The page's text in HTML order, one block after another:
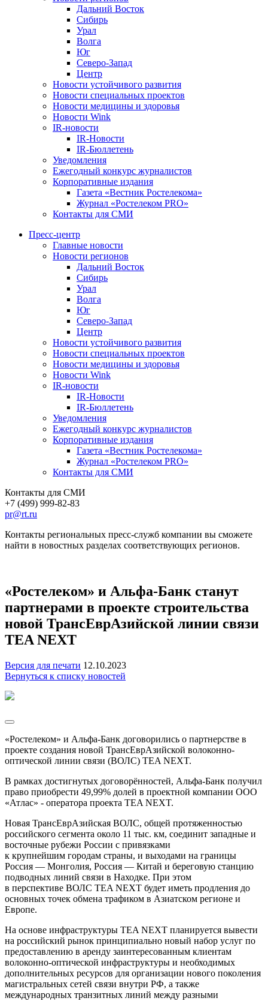
Дальний Восток
Сибирь
Урал
Волга
Юг
Северо-Запад
Центр
Новости устойчивого развития
Новости специальных проектов
Новости медицины и здоровья
Новости Wink
IR-новости
IR-Новости
IR-Бюллетень
Уведомления
Ежегодный конкурс журналистов
Корпоративные издания
Газета «Вестник Ростелекома»
Журнал «Ростелеком PRO»
Контакты для СМИ
Пресс-центр
Главные новости
Новости регионов
Дальний Восток
Сибирь
Урал
Волга
Юг
Северо-Запад
Центр
Новости устойчивого развития
Новости специальных проектов
Новости медицины и здоровья
Новости Wink
IR-новости
IR-Новости
IR-Бюллетень
Уведомления
Ежегодный конкурс журналистов
Корпоративные издания
Газета «Вестник Ростелекома»
Журнал «Ростелеком PRO»
Контакты для СМИ
Контакты для СМИ
+7 (499) 999-82-83
pr@rt.ru
Контакты региональных пресс-служб компании вы сможете
найти в новостных разделах соответствующих регионов.
«Ростелеком» и Альфа-Банк станут
партнерами в проекте строительства
новой ТрансЕврАзийской линии связи
TEA NEXT
Версия для печати 12.10.2023
Вернуться к списку новостей
«Ростелеком» и Альфа-Банк договорились о партнерстве в
проекте создания новой ТрансЕврАзийской волоконно-
оптической линии связи (ВОЛС) TEA NEXT.
В рамках достигнутых договорённостей, Альфа-Банк получил
право приобрести 49,99% долей в проектной компании ООО
«Атлас» - оператора проекта TEA NEXT.
Новая ТрансЕврАзийская ВОЛС, общей протяженностью
российского сегмента около 11 тыс. км, соединит западные и
восточные рубежи России с привязками
к крупнейшим городам страны, и выходами на границы
Россия — Монголия, Россия — Китай и береговую станцию
подводных линий связи в Находке. При этом
в перспективе ВОЛС TEA NEXT будет иметь продления до
основных точек обмена трафиком в Азиатском регионе и
Европе.
На основе инфраструктуры TEA NEXT планируется вывести
на российский рынок принципиально новый набор услуг по
предоставлению в аренду заинтересованным клиентам
волоконно-оптической инфраструктуры и необходимых
дополнительных ресурсов для организации нового поколения
магистральных сетей связи внутри РФ, а также
международных транзитных линий между разными